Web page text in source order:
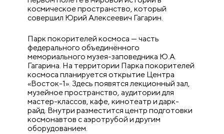
космическое пространство, который
совершил Юрий Алексеевич Гагарин.
Парк покорителей космоса — часть
федерального объединённого
мемориального музея-заповедника Ю.А.
Гагарина. На территории Парка покорителей
космоса планируется открытие Центра
«Восток-1». Здесь появятся лекционный зал,
музейное пространство, аудитории для
мастер-классов, кафе, кинотеатр и дарк-
райд. Внутри разместится центр подготовки
космонавтов с аэротрубой и другим
оборудованием.